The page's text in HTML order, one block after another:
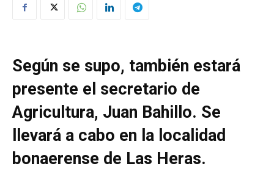
Según se supo, también estará
presente el secretario de
Agricultura, Juan Bahillo. Se
llevará a cabo en la localidad
bonaerense de Las Heras.